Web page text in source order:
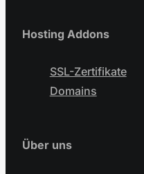
Hosting Addons
SSL-Zertifikate
Domains
Über uns